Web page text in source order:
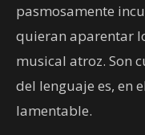
pasmosamente
quieran aparentar
musical atroz. Son
del lenguaje es, en
lamentable.